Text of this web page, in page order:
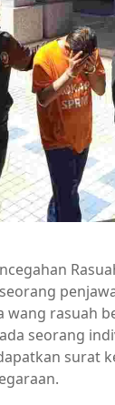
wang rasuah
seorang
surat